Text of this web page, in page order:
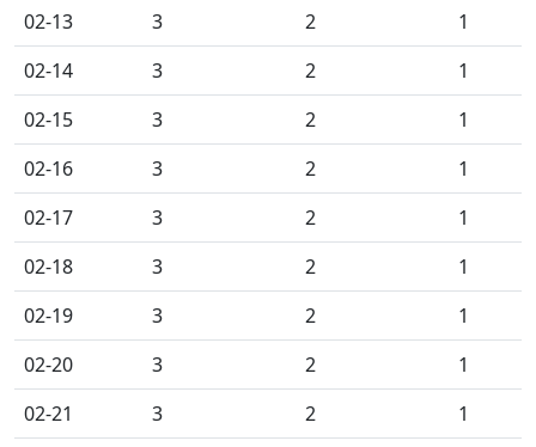
02-13
3 2
1
02-14
3 2
1
02-15
3 2
1
02-16
3 2
1
02-17
3 2
1
02-18
3 2
1
02-19
3 2
1
02-20
3 2
1
02-21
3 2
1